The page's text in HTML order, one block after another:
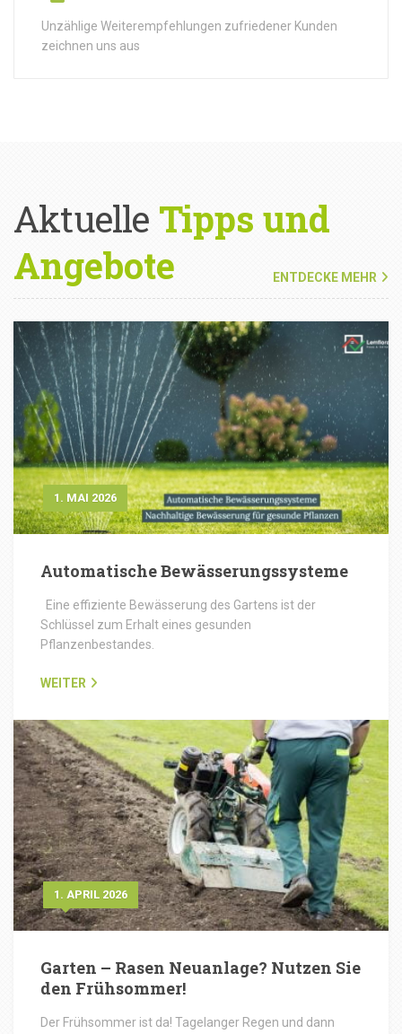
Unzählige Weiterempfehlungen zufriedener Kunden
zeichnen uns aus
Aktuelle Tipps und
Angebote
ENTDECKE MEHR
1. MAI 2026
Automatische Bewässerungssysteme
Eine effiziente Bewässerung des Gartens ist der
Schlüssel zum Erhalt eines gesunden
Pflanzenbestandes.
WEITER
1. APRIL 2026
Garten – Rasen Neuanlage? Nutzen Sie
den Frühsommer!
Der Frühsommer ist da! Tagelanger Regen und dann